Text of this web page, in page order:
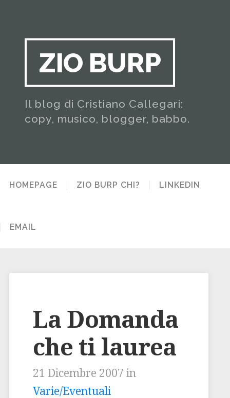
ZIO BURP
Il blog di Cristiano Callegari:
copy, musico, blogger, babbo.
HOMEPAGE ZIO BURP CHI? LINKEDIN
EMAIL
La Domanda
che ti laurea
21 Dicembre 2007 in
Varie/Eventuali